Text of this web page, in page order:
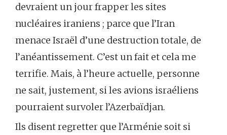
devraient un jour frapper les sites
nucléaires iraniens ; parce que l’Iran
menace Israël d’une destruction totale, de
l’anéantissement. C’est un fait et cela me
terrifie. Mais, à l’heure actuelle, personne
ne sait, justement, si les avions israéliens
pourraient survoler l’Azerbaïdjan.
Ils disent regretter que l’Arménie soit si